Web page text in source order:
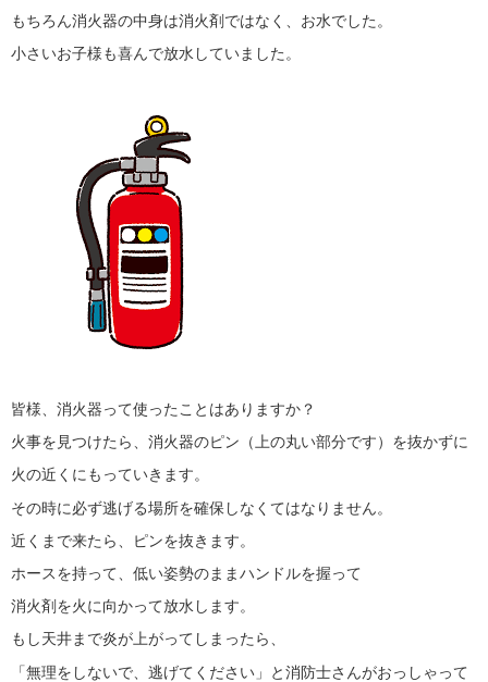
もちろん消火器の中身は消火剤ではなく、お水でした。
小さいお子様も喜んで放水していました。
皆様、消火器って使ったことはありますか？
火事を見つけたら、消火器のピン（上の丸い部分です）を抜かずに
火の近くにもっていきます。
その時に必ず逃げる場所を確保しなくてはなりません。
近くまで来たら、ピンを抜きます。
ホースを持って、低い姿勢のままハンドルを握って
消火剤を火に向かって放水します。
もし天井まで炎が上がってしまったら、
「無理をしないで、逃げてください 」と消防士さんがおっしゃって